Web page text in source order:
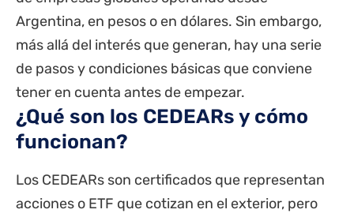
Argentina, en pesos o en dólares. Sin embargo,
más allá del interés que generan, hay una serie
de pasos y condiciones básicas que conviene
tener en cuenta antes de empezar.
¿Qué son los CEDEARs y cómo
funcionan?
Los CEDEARs son certificados que representan
acciones o ETF que cotizan en el exterior, pero